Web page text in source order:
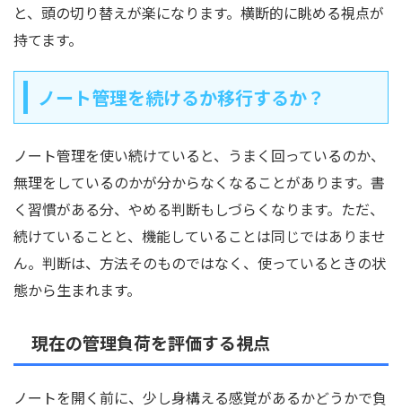
と、頭の切り替えが楽になります。横断的に眺める視点が
持てます。
ノート管理を続けるか移行するか？
ノート管理を使い続けていると、うまく回っているのか、
無理をしているのかが分からなくなることがあります。書
く習慣がある分、やめる判断もしづらくなります。ただ、
続けていることと、機能していることは同じではありませ
ん。判断は、方法そのものではなく、使っているときの状
態から生まれます。
現在の管理負荷を評価する視点
ノートを開く前に、少し身構える感覚があるかどうかで負